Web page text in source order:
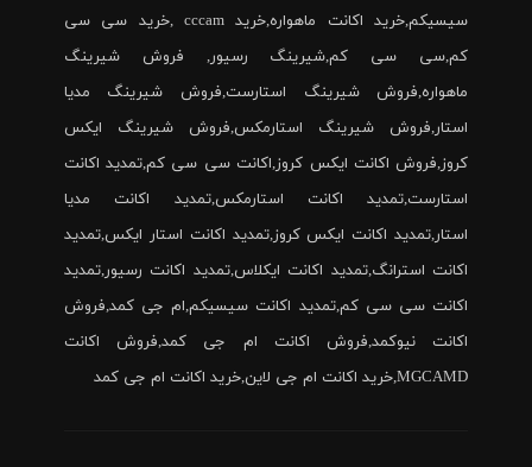
سیسیکم,خرید اکانت ماهواره,خرید cccam ,خرید سی سی
کم,سی سی کم,شیرینگ رسیور, فروش شیرینگ
ماهواره,فروش شیرینگ استارست,فروش شیرینگ مدیا
استار,فروش شیرینگ استارمکس,فروش شیرینگ ایکس
کروز,فروش اکانت ایکس کروز,اکانت سی سی کم,تمدید اکانت
استارست,تمدید اکانت استارمکس,تمدید اکانت مدیا
استار,تمدید اکانت ایکس کروز,تمدید اکانت استار ایکس,تمدید
اکانت استرانگ,تمدید اکانت ایکلاس,تمدید اکانت رسیور,تمدید
اکانت سی سی کم,تمدید اکانت سیسیکم,ام جی کمد,فروش
اکانت نیوکمد,فروش اکانت ام جی کمد,فروش اکانت
MGCAMD,خرید اکانت ام جی لاین,خرید اکانت ام جی کمد